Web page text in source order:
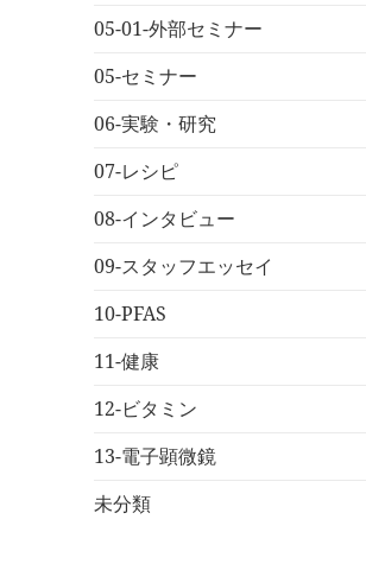
05-01-外部セミナー
05-セミナー
06-実験・研究
07-レシピ
08-インタビュー
09-スタッフエッセイ
10-PFAS
11-健康
12-ビタミン
13-電子顕微鏡
未分類